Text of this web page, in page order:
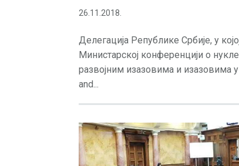
26.11.2018.
Делегација Републике Србије, у
Министарској конференцији о
развојним изазовима и изазовима
and...